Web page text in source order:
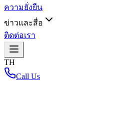
ความยั่งยืน
ข่าวและสื่อ
ติดต่อเรา
TH
Call Us